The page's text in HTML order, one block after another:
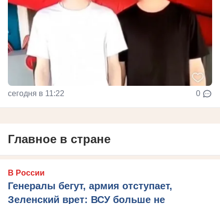
сегодня в 11:22 0
Главное в стране
В России
Генералы бегут, армия отступает,
Зеленский врет: ВСУ больше не